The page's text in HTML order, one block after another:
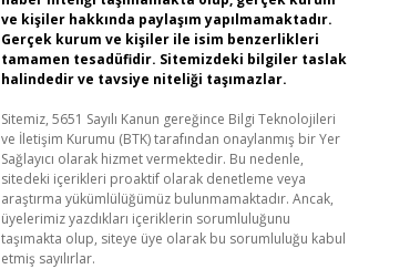
ve kişiler hakkında paylaşım yapılmamaktadır.
Gerçek kurum ve kişiler ile isim benzerlikleri
tamamen tesadüfidir. Sitemizdeki bilgiler taslak
halindedir ve tavsiye niteliği taşımazlar.
Sitemiz, 5651 Sayılı Kanun gereğince Bilgi Teknolojileri
ve İletişim Kurumu (BTK) tarafından onaylanmış bir Yer
Sağlayıcı olarak hizmet vermektedir. Bu nedenle,
sitedeki içerikleri proaktif olarak denetleme veya
araştırma yükümlülüğümüz bulunmamaktadır. Ancak,
üyelerimiz yazdıkları içeriklerin sorumluluğunu
taşımakta olup, siteye üye olarak bu sorumluluğu kabul
etmiş sayılırlar.